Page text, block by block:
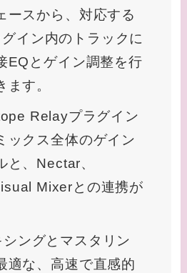
ースから、対応する
イン内のトラックに
EQとゲイン調整を行
ます。
Relayプラグイン
ックス全体のゲイン
と、Nectar、
Mixerとの連携が
ングとマスタリン
適な、高速で直感的